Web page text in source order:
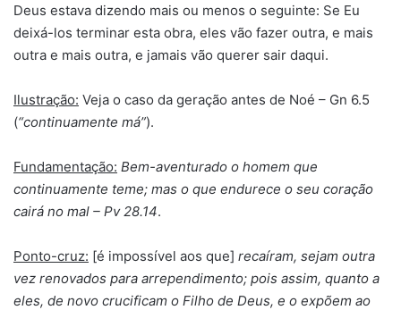
Deus estava dizendo mais ou menos o seguinte: Se Eu
deixá-los terminar esta obra, eles vão fazer outra, e mais
outra e mais outra, e jamais vão querer sair daqui.
Ilustração: Veja o caso da geração antes de Noé – Gn 6.5
(“continuamente má”).
Fundamentação: Bem-aventurado o homem que
continuamente teme; mas o que endurece o seu coração
cairá no mal – Pv 28.14.
Ponto-cruz: [é impossível aos que] recaíram, sejam outra
vez renovados para arrependimento; pois assim, quanto a
eles, de novo crucificam o Filho de Deus, e o expõem ao